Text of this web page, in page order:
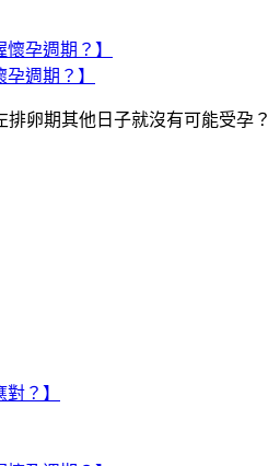
週期？】
卵期其他日子就沒有可能受孕？